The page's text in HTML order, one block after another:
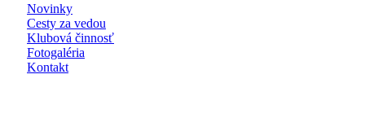
Novinky
Cesty za vedou
Klubová činnosť
Fotogaléria
Kontakt